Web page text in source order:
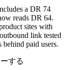
a DR 74
reads DR 64.
sites with
link tested
paid users.
する